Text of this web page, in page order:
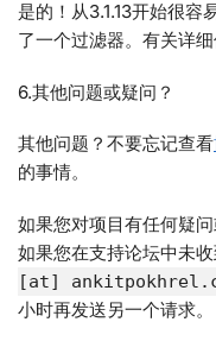
是的！从3.1.13开始很容
了一个过滤器。有关详
6.其他问题或疑问？
其他问题？不要忘记查看
的事情。
如果您对项目有任何疑
如果您在支持论坛中未
[at]
小时再发送另一个请求。